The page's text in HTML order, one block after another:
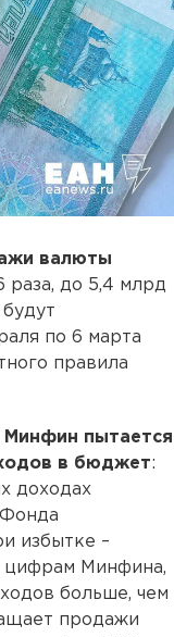
валюты
раза, до 5,4 млрд
по 6 марта
правила
пытается
в бюджет:
доходах
избытке –
цифрам Минфина,
больше, чем
продажи